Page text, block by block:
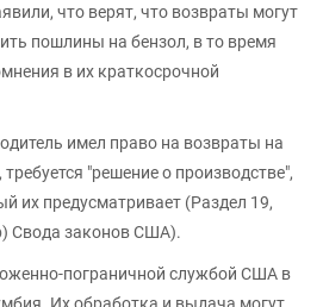
что верят, что возвраты могут
пошлины на бензол, в то время
в их краткосрочной
имел право на возвраты на
"решение о производстве",
их предусматривает (Раздел 19,
Свода законов США).
пограничной службой США в
Их обработка и выдача могут